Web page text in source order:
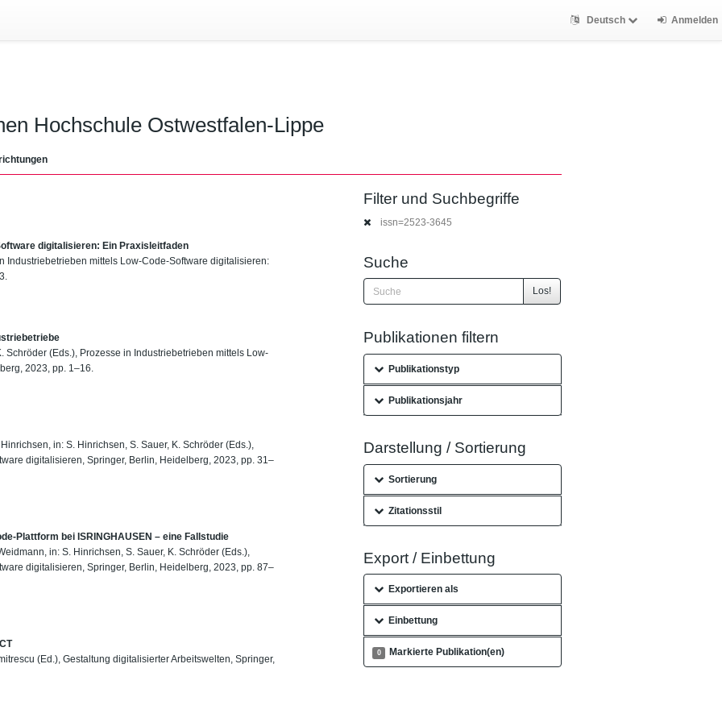
Deutsch Anmelden
Hochschule Ostwestfalen-Lippe
digitalisieren: Ein Praxisleitfaden
Industriebetrieben mittels Low-Code-Software digitalisieren:
Schröder (Eds.), Prozesse in Industriebetrieben mittels Low-
2023, pp. 1–16.
in: S. Hinrichsen, S. Sauer, K. Schröder (Eds.),
digitalisieren, Springer, Berlin, Heidelberg, 2023, pp. 31–
Plattform bei ISRINGHAUSEN – eine Fallstudie
in: S. Hinrichsen, S. Sauer, K. Schröder (Eds.),
digitalisieren, Springer, Berlin, Heidelberg, 2023, pp. 87–
(Ed.), Gestaltung digitalisierter Arbeitswelten, Springer,
Filter und Suchbegriffe
issn=2523-3645
Suche
Los!
Publikationen filtern
Publikationstyp
Publikationsjahr
Darstellung / Sortierung
Sortierung
Zitationsstil
Export / Einbettung
Exportieren als
Einbettung
0 Markierte Publikation(en)